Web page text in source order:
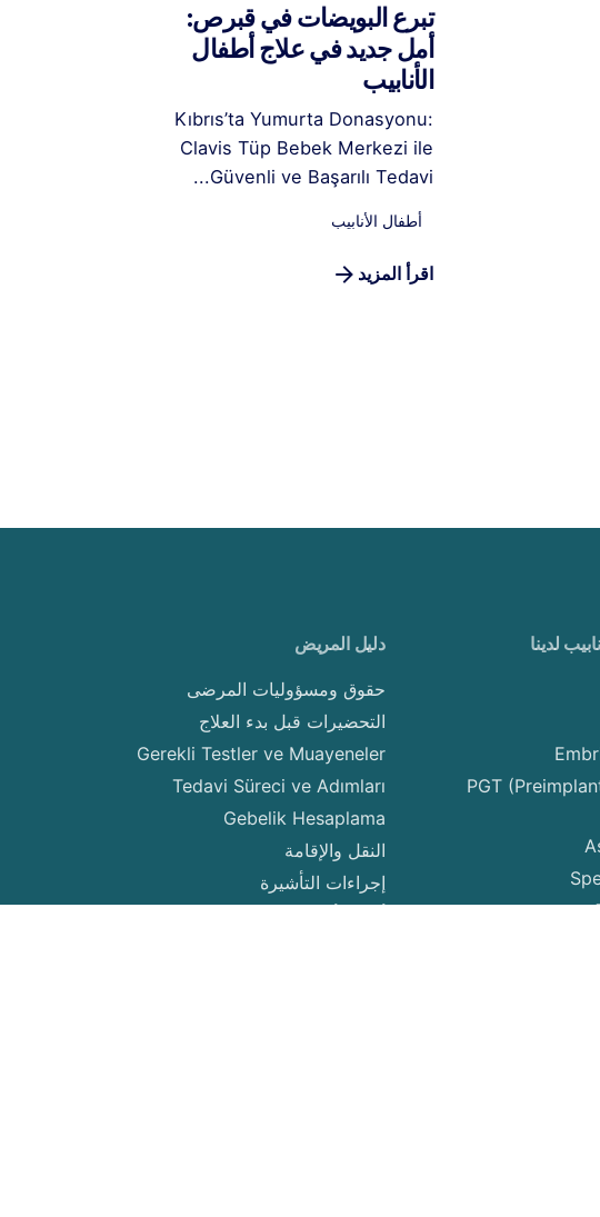
تبرع البويضات في قبرص:
أمل جديد في علاج أطفال
الأنابيب
Kıbrıs’ta Yumurta Donasyonu:
Clavis Tüp Bebek Merkezi ile
Güvenli ve Başarılı Tedavi...
أطفال الأنابيب
اقرأ المزيد
لدينا
PGT
دليل المريض
حقوق ومسؤوليات المرضى
التحضيرات قبل بدء العلاج
Gerekli Testler ve Muayeneler
Tedavi Süreci ve Adımları
Gebelik Hesaplama
النقل والإقامة
إجراءات التأشيرة